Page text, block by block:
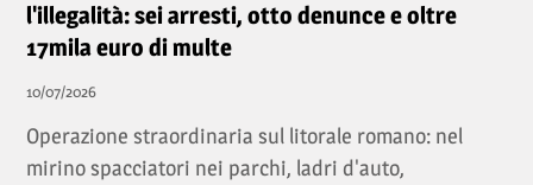
l'illegalità: sei arresti, otto denunce e oltre
17mila euro di multe
10/07/2026
Operazione straordinaria sul litorale romano: nel
mirino spacciatori nei parchi, ladri d'auto,